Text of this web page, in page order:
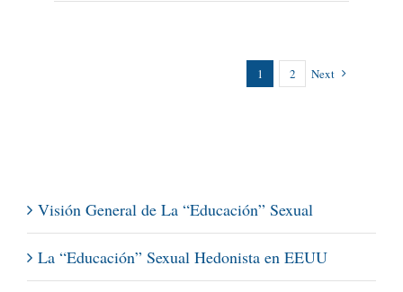
1 2 Next
Visión General de La “Educación” Sexual
La “Educación” Sexual Hedonista en EEUU